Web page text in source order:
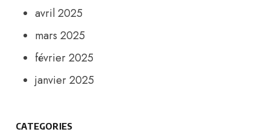
avril 2025
mars 2025
février 2025
janvier 2025
CATEGORIES